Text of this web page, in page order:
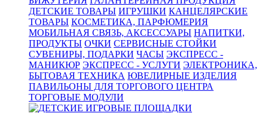
ДЕТСКИЕ ТОВАРЫ ИГРУШКИ КАНЦЕЛЯРСКИЕ
ТОВАРЫ КОСМЕТИКА, ПАРФЮМЕРИЯ
МОБИЛЬНАЯ СВЯЗЬ, АКСЕССУАРЫ НАПИТКИ,
ПРОДУКТЫ ОЧКИ СЕРВИСНЫЕ СТОЙКИ
СУВЕНИРЫ, ПОДАРКИ ЧАСЫ ЭКСПРЕСС -
МАНИКЮР ЭКСПРЕСС - УСЛУГИ ЭЛЕКТРОНИКА,
БЫТОВАЯ ТЕХНИКА ЮВЕЛИРНЫЕ ИЗДЕЛИЯ
ПАВИЛЬОНЫ ДЛЯ ТОРГОВОГО ЦЕНТРА
ТОРГОВЫЕ МОДУЛИ